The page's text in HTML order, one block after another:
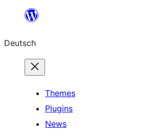
springen
Deutsch
Themes
Plugins
News